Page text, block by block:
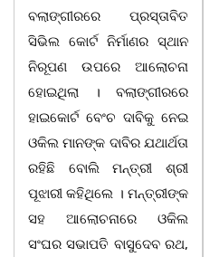
ବଲାଙ୍ଗୀରରେ ପ୍ରସ୍ତାବିତ
ସିଭିଲ କୋର୍ଟ ନିର୍ମାଣର ସ୍ଥାନ
ନିରୂପଣ ଉପରେ ଆଲୋଚନା
ହୋଇଥିଲା । ବଲାଙ୍ଗୀରରେ
ହାଇକୋର୍ଟ ବେଂଚ ଦାବିକୁ ନେଇ
ଓକିଲ ମାନଙ୍କ ଦାବିର ଯଥାର୍ଥତା
ରହିଛି ବୋଲି ମନ୍ତ୍ରୀ ଶ୍ରୀ
ପୂଝାରୀ କହିଥିଲେ । ମନ୍ତ୍ରୀଙ୍କ
ସହ ଆଲୋଚନାରେ ଓକିଲ
ସଂଘର ସଭାପତି ବାସୁଦେବ ରଥ,